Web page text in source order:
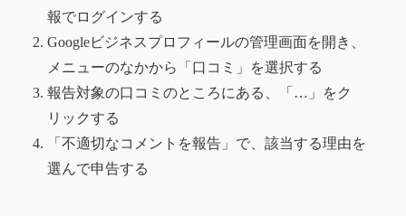
報でログインする
Googleビジネスプロフィールの管理画面を開き、
メニューのなかから「口コミ」を選択する
報告対象の口コミのところにある、「…」をク
リックする
「不適切なコメントを報告」で、該当する理由を
選んで申告する